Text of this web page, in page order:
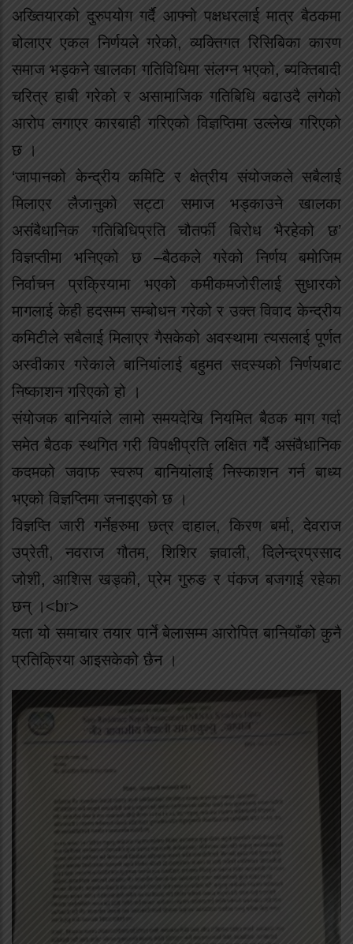
अख्तियारको दुरुपयोग गर्दै आफ्नो पक्षधरलाई मात्र बैठकमा
बोलाएर एकल निर्णयले गरेको, व्यक्तिगत रिसिबिका कारण
समाज भड्कने खालका गतिविधिमा संलग्न भएको, ब्यक्तिबादी
चरित्र हाबी गरेको र असामाजिक गतिबिधि बढाउदै लगेको
आरोप लगाएर कारबाही गरिएको विज्ञप्तिमा उल्लेख गरिएको
छ ।
‘जापानको केन्द्रीय कमिटि र क्षेत्रीय संयोजकले सबैलाई
मिलाएर लैजानुको सट्टा समाज भड्काउने खालका
असंबैधानिक गतिबिधिप्रति चौतर्फी बिरोध भैरहेको छ’
विज्ञप्तीमा भनिएको छ –बैठकले गरेको निर्णय बमोजिम
निर्वाचन प्रक्रियामा भएको कमीकमजोरीलाई सुधारको
मागलाई केही हदसम्म सम्बोधन गरेको र उक्त विवाद केन्द्रीय
कमिटीले सबैलाई मिलाएर गैसकेको अवस्थामा त्यसलाई पूर्णत
अस्वीकार गरेकाले बानियांलाई बहुमत सदस्यको निर्णयबाट
निष्काशन गरिएको हो ।
संयोजक बानियांले लामो समयदेखि नियमित बैठक माग गर्दा
समेत बैठक स्थगित गरी विपक्षीप्रति लक्षित गर्देै असंवैधानिक
कदमको जवाफ स्वरुप बानियांलाई निस्काशन गर्न बाध्य
भएको विज्ञप्तिमा जनाइएको छ ।
विज्ञप्ति जारी गर्नेहरुमा छत्र दाहाल, किरण बर्मा, देवराज
उप्रेती, नवराज गौतम, शिशिर ज्ञवाली, दिलेन्द्रप्रसाद
जोशी, आशिस खड्की, प्रेम गुरुङ र पंकज बजगाई रहेका
छन् ।<br>
यता यो समाचार तयार पार्ने बेलासम्म आरोपित बानियाँको कुनै
प्रतिक्रिया आइसकेको छैन ।